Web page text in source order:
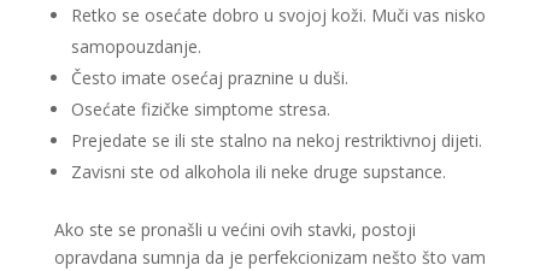
Retko se osećate dobro u svojoj koži. Muči vas nisko
samopouzdanje.
Često imate osećaj praznine u duši.
Osećate fizičke simptome stresa.
Prejedate se ili ste stalno na nekoj restriktivnoj dijeti.
Zavisni ste od alkohola ili neke druge supstance.
Ako ste se pronašli u većini ovih stavki, postoji
opravdana sumnja da je perfekcionizam nešto što vam